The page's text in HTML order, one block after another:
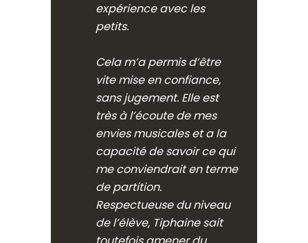
expérience avec les
petits.
Cela m’a permis d’être
vite mise en confiance,
sans jugement. Elle est
très à l’écoute de mes
envies musicales et a la
capacité de savoir ce qui
me conviendrait en terme
de partition.
Respectueuse du niveau
de l’élève, Tiphaine sait